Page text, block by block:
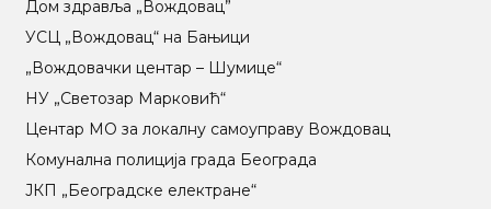
Дом здравља „Вождовац”
УСЦ „Вождовац“ на Бањици
„Вождовачки центар – Шумице“
НУ „Светозар Марковић“
Центар МO за локалну самоуправу Вождовац
Комунална полиција града Београда
ЈКП „Београдске електране“